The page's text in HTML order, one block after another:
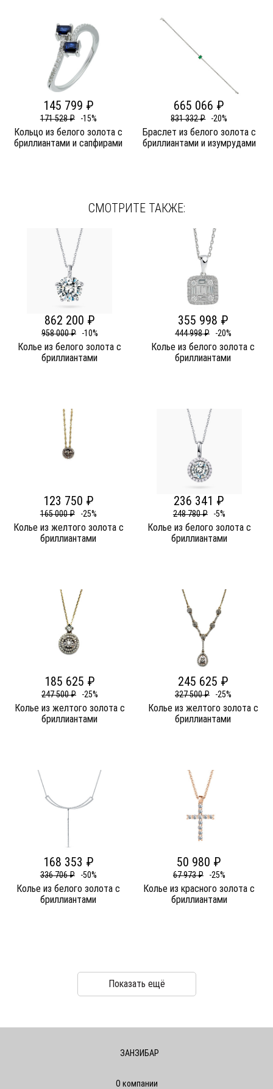
145 799 ₽
171 528 ₽ -15%
Кольцо из белого золота c
бриллиантами и сапфирами
665 066 ₽
831 332 ₽ -20%
Браслет из белого золота c
бриллиантами и изумрудами
СМОТРИТЕ ТАКЖЕ:
862 200 ₽
958 000 ₽ -10%
Колье из белого золота c
бриллиантами
355 998 ₽
444 998 ₽ -20%
Колье из белого золота c
бриллиантами
123 750 ₽
165 000 ₽ -25%
Колье из желтого золота c
бриллиантами
236 341 ₽
248 780 ₽ -5%
Колье из белого золота c
бриллиантами
185 625 ₽
247 500 ₽ -25%
Колье из желтого золота c
бриллиантами
245 625 ₽
327 500 ₽ -25%
Колье из желтого золота c
бриллиантами
168 353 ₽
336 706 ₽ -50%
Колье из белого золота c
бриллиантами
50 980 ₽
67 973 ₽ -25%
Колье из красного золота c
бриллиантами
Показать ещё
ЗАНЗИБАР
О компании